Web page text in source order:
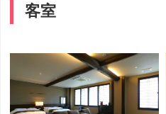
客室